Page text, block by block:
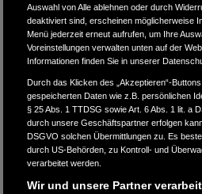
Auswahl von Alle ablehnen oder durch
deaktiviert sind, erscheinen möglicherweise
Menü jederzeit erneut aufrufen, um Ihre
Voreinstellungen verwalten unten auf der
Informationen finden Sie in unserer
Durch das Klicken des „Akzeptieren“-
gespeicherten Daten wie z.B. persönlichen
§ 25 Abs. 1 TTDSG sowie Art. 6 Abs. 1 lit. a
durch unsere Geschäftspartner erfolgen
DSGVO solchen Übermittlungen zu. Es
durch US-Behörden, zu Kontroll- und
verarbeitet werden.
Wir und unsere Partner